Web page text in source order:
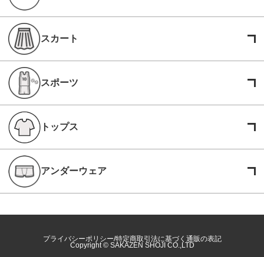
スカート
スポーツ
トップス
アンダーウェア
プライバシーポリシー 特定商取引法に基づく通販の表記
Copyright © SAKAZEN SHOJI CO.,LTD